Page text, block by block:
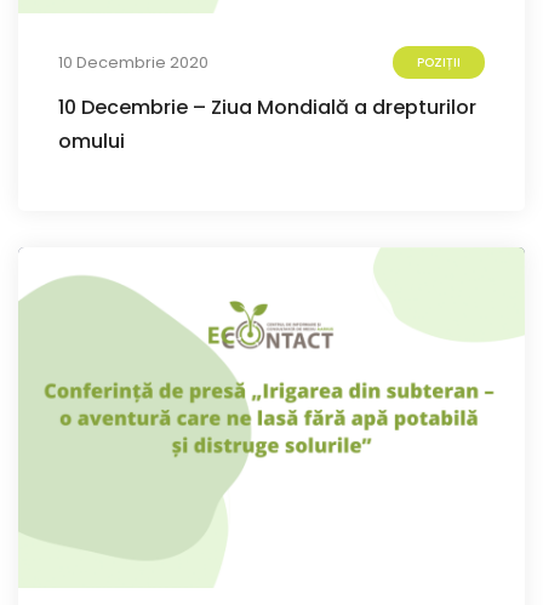
10 Decembrie 2020 POZIȚII
10 Decembrie – Ziua Mondială a drepturilor
omului